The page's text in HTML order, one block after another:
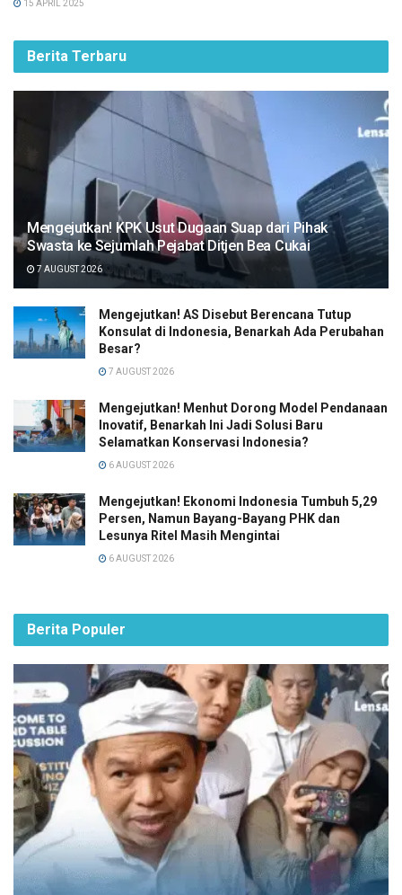
15 APRIL 2025
Berita Terbaru
Mengejutkan! KPK Usut Dugaan Suap dari Pihak
Swasta ke Sejumlah Pejabat Ditjen Bea Cukai
7 AUGUST 2026
Mengejutkan! AS Disebut Berencana Tutup
Konsulat di Indonesia, Benarkah Ada Perubahan
Besar?
7 AUGUST 2026
Mengejutkan! Menhut Dorong Model Pendanaan
Inovatif, Benarkah Ini Jadi Solusi Baru
Selamatkan Konservasi Indonesia?
6 AUGUST 2026
Mengejutkan! Ekonomi Indonesia Tumbuh 5,29
Persen, Namun Bayang-Bayang PHK dan
Lesunya Ritel Masih Mengintai
6 AUGUST 2026
Berita Populer